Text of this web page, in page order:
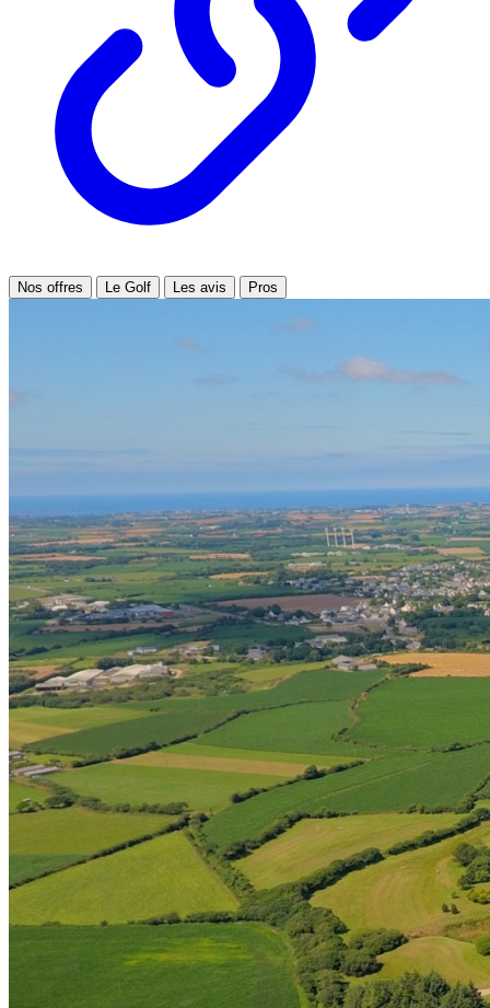
Nos offres Le Golf Les avis Pros